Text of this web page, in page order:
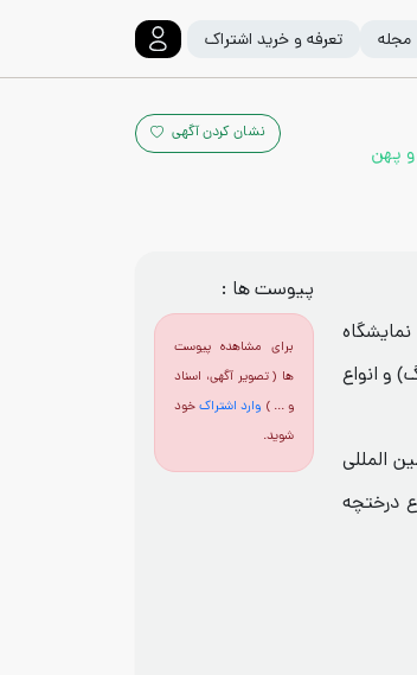
مجله تعرفه و خرید اشتراک
و پهن
نشان کردن آگهی
نمایشگاه
و انواع
بین المللی
درختچه
پیوست ها :
برای مشاهده پیوست
ها ( تصویر آگهی، اسناد
و ... ) وارد اشتراکخود
شوید.